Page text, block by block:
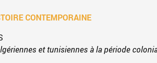
CONTEMPORAINE
et tunisiennes à la période